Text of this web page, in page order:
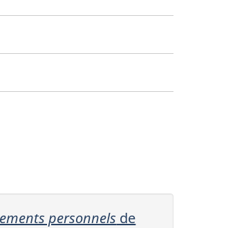
personnels de